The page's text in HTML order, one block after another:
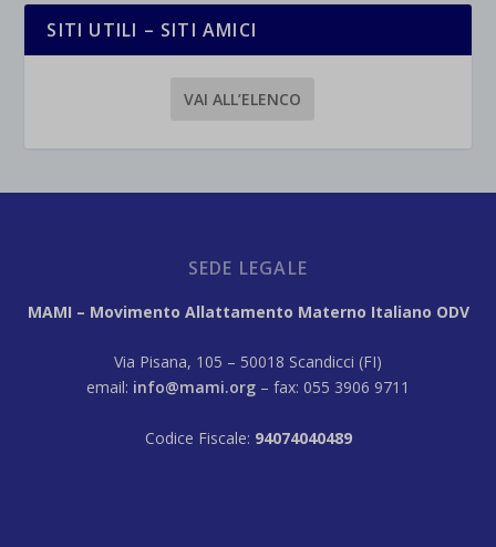
SITI UTILI – SITI AMICI
VAI ALL’ELENCO
SEDE LEGALE
MAMI – Movimento Allattamento Materno Italiano ODV
Via Pisana, 105 – 50018 Scandicci (FI)
email: info@mami.org – fax: 055 3906 9711
Codice Fiscale: 94074040489